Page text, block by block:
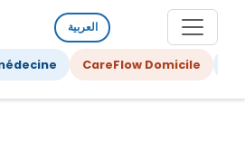
العربية
CareFlow Domicile